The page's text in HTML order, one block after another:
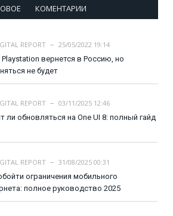
КОМЕНТАРИИ
REPORT
25/05/2022 19:14
Playstation вернется в Россию, но
не будет
REPORT
03/11/2025 12:46
ли обновляться на One UI 8: полный гайд
REPORT
31/08/2025 00:31
ограничения мобильного
полное руководство 2025